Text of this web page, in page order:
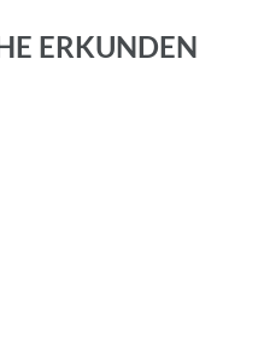
ERKUNDEN